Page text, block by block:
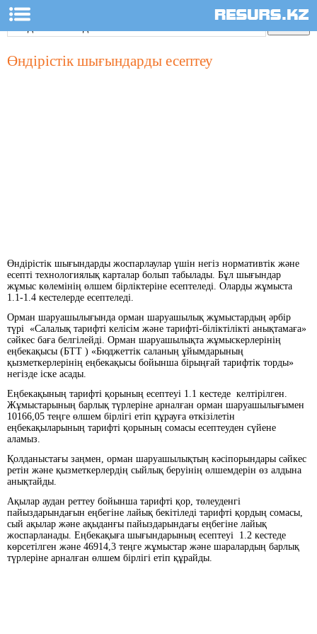
Өндiрiстiк шығындарды есептеу
Өндiрiстiк шығындарды жоспарлаулар үшiн негiз нормативтiк және
есептi технологиялық карталар болып табылады. Бұл шығындар
жұмыс көлемiнiң өлшем бiрлiктерiне есептеледi. Оларды жұмыста
1.1-1.4 кестелерде есептеледі.
Орман шаруашылығында орман шаруашылық жұмыстардың әрбiр
түрі «Салалық тарифтi келiсiм және тарифтi-бiлiктiлiктi анықтамаға»
сәйкес баға белгiлейдi. Орман шаруашылықта жұмыскерлерінің
еңбекақысы (БТТ ) «Бюджеттiк саланың ұйымдарының
қызметкерлерiнiң еңбекақысы бойынша бiрыңғай тарифтiк торды»
негiзде iске асады.
Еңбекақының тарифтi қорының есептеуi 1.1 кестеде келтірілген.
Жұмыстарының барлық түрлерiне арналған орман шаруашылығымен
10166,05 теңге өлшем бiрлiгi етiп құрауға өткiзiлетiн
еңбекақыларының тарифтi қорының сомасы есептеуден сүйене
аламыз.
Қолданыстағы заңмен, орман шаруашылықтың кәсiпорындары сәйкес
ретін және қызметкерлердiң сыйлық беруiнiң өлшемдерiн өз алдына
анықтайды.
Ақылар аудан реттеу бойынша тарифтi қор, төлеуденгi
пайыздарындағын еңбегiне лайық бекiтiледi тарифтi қордың сомасы,
сый ақылар және ақыданғы пайыздарындағы еңбегiне лайық
жоспарланады. Еңбекақыға шығындарының есептеуi 1.2 кестеде
көрсетілген және 46914,3 теңге жұмыстар және шаралардың барлық
түрлерiне арналған өлшем бiрлiгi етiп құрайды.